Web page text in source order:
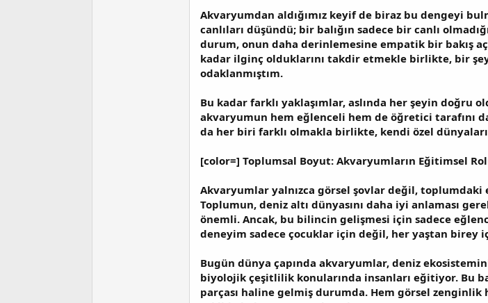
Akvaryumdan aldığımız keyif de biraz bu dengeyi
canlıları düşündü; bir balığın sadece bir canlı
durum, onun daha derinlemesine empatik bir bakış
kadar ilginç olduklarını takdir etmekle birlikte, bir
odaklanmıştım.
Bu kadar farklı yaklaşımlar, aslında her şeyin doğru
akvaryumun hem eğlenceli hem de öğretici tarafını
da her biri farklı olmakla birlikte, kendi özel
[color=] Toplumsal Boyut: Akvaryumların Eğitimsel
Akvaryumlar yalnızca görsel şovlar değil,
Toplumun, deniz altı dünyasını daha iyi anlaması
önemli. Ancak, bu bilincin gelişmesi için sadece
deneyim sadece çocuklar için değil, her yaştan birey
Bugün dünya çapında akvaryumlar, deniz
biyolojik çeşitlilik konularında insanları eğitiyor. Bu
parçası haline gelmiş durumda. Hem görsel